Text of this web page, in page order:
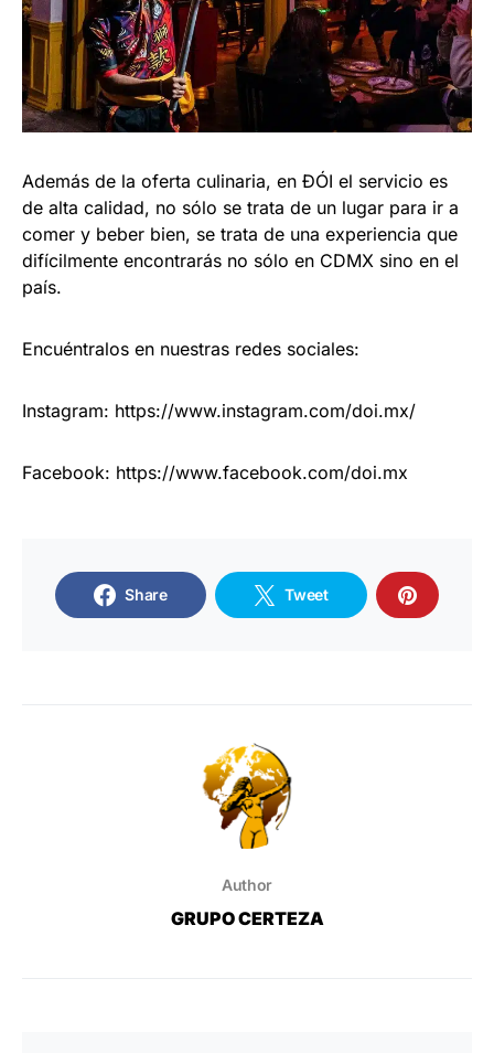
Además de la oferta culinaria, en ĐÓI el servicio es
de alta calidad, no sólo se trata de un lugar para ir a
comer y beber bien, se trata de una experiencia que
difícilmente encontrarás no sólo en CDMX sino en el
país.
Encuéntralos en nuestras redes sociales:
Instagram: https://www.instagram.com/doi.mx/
Facebook: https://www.facebook.com/doi.mx
Share Tweet
Author
GRUPO CERTEZA